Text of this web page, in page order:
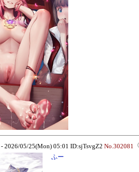
- 2026/05/25(Mon) 05:01 ID:sjTsvgZ2 No.302081
ふー